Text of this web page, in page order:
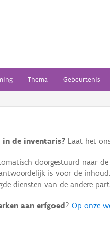
Thema Gebeurtenis
de inventaris? Laat het
doorgestuurd naar
is voor de
diensten van de andere
aan erfgoed ? Op onze